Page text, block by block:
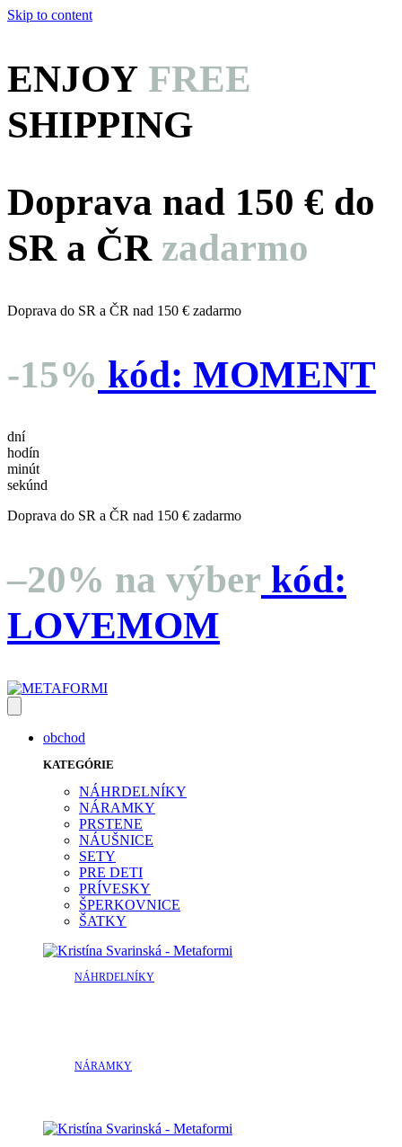
Skip to content
ENJOY FREE
SHIPPING
Doprava nad 150 € do
SR a ČR zadarmo
Doprava do SR a ČR nad 150 € zadarmo
-15% kód: MOMENT
dní
hodín
minút
sekúnd
Doprava do SR a ČR nad 150 € zadarmo
–20% na výber kód:
LOVEMOM
obchod
KATEGÓRIE
NÁHRDELNÍKY
NÁRAMKY
PRSTENE
NÁUŠNICE
SETY
PRE DETI
PRÍVESKY
ŠPERKOVNICE
ŠATKY
NÁHRDELNÍKY
NÁRAMKY